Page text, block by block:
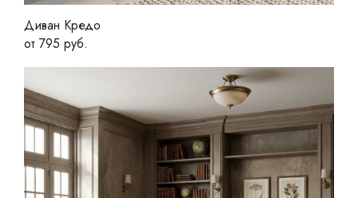
Диван Кредо
от 795 руб.